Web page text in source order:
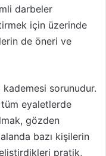
darbeler
için üzerinde
de öneri ve
sorunudur.
tüm eyaletlerde
gözden
bazı kişilerin
pratik,